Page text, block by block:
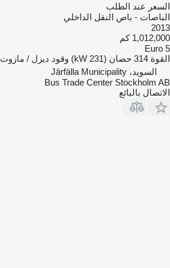
السعر عند الطلب
الباصات - باص النقل الداخلي
2013
1,012,000 كم
Euro 5
القوة 314 حصان (231 kW) وقود ديزل / مازوت
السويد، Järfälla Municipality
Bus Trade Center Stockholm AB
الاتصال بالبائع